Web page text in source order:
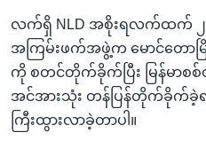
လက်ရှိ NLD အစိုးရလက်ထက် ၂
အကြမ်းဖက်အဖွဲ့က မောင်တော
ကို စတင်တိုက်ခိုက်ပြီး မြန်မ
အင်အားသုံး တန်ပြန်တိုက်ခိုက်ခဲ့ရာ
ကြီးထွားလာခဲ့တာပါ။